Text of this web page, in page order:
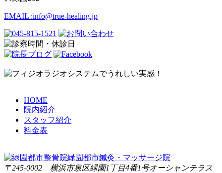
EMAIL :info@true-healing.jp
HOME
院内紹介
スタッフ紹介
料金表
〒245-0002 横浜市泉区緑園1丁目4番1号オーシャンテラス